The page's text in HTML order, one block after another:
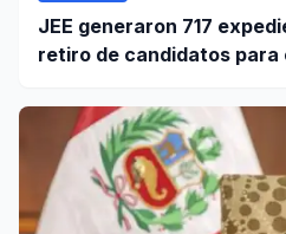
JEE generaron 717
retiro de candidatos para